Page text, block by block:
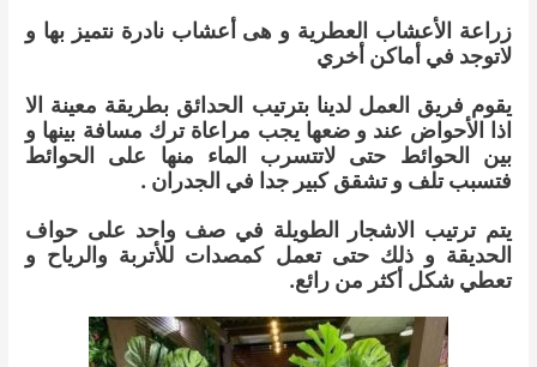
زراعة الأعشاب العطرية و هى أعشاب نادرة نتميز بها و
لاتوجد في أماكن أخري
يقوم فريق العمل لدينا بترتيب الحدائق بطريقة معينة الا
اذا الأحواض عند و ضعها يجب مراعاة ترك مسافة بينها و
بين الحوائط حتى لاتتسرب الماء منها على الحوائط
فتسبب تلف و تشقق كبير جدا في الجدران .
يتم ترتيب الاشجار الطويلة في صف واحد على حواف
الحديقة و ذلك حتى تعمل كمصدات للأتربة والرياح و
تعطي شكل أكثر من رائع.